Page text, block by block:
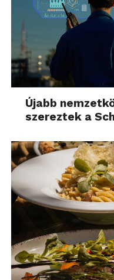
Újabb
szereztek a